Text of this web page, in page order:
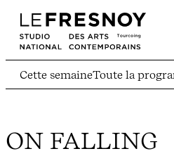
Cette semaineToute la
ON FALLING